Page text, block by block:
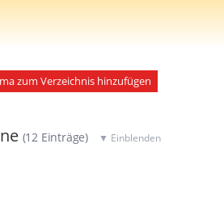
zum Verzeichnis hinzufügen
(12 Einträge) ▼ Einblenden